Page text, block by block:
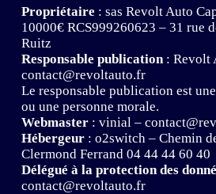
Propriétaire : sas Revolt Auto
10000€ RCS999260623 – 31 rue
Ruitz
Responsable publication: Revolt
contact@revoltauto.fr
Le responsable publication est
ou une personne morale.
Webmaster: vinial –
Hébergeur: o2switch – Chemin
Clermond Ferrand 04 44 44 60 40
Délégué à la protection des
contact@revoltauto.fr